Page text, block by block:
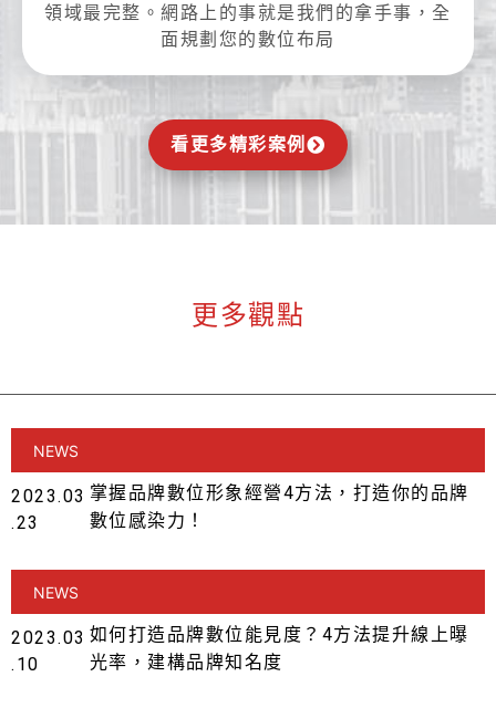
領域最完整。網路上的事就是我們的拿手事，全
面規劃您的數位布局
看更多精彩案例
更多觀點
NEWS
掌握品牌數位形象經營4方法，打造你的品牌
數位感染力！
2023.03
.23
NEWS
如何打造品牌數位能見度？4方法提升線上曝
光率，建構品牌知名度
2023.03
.10